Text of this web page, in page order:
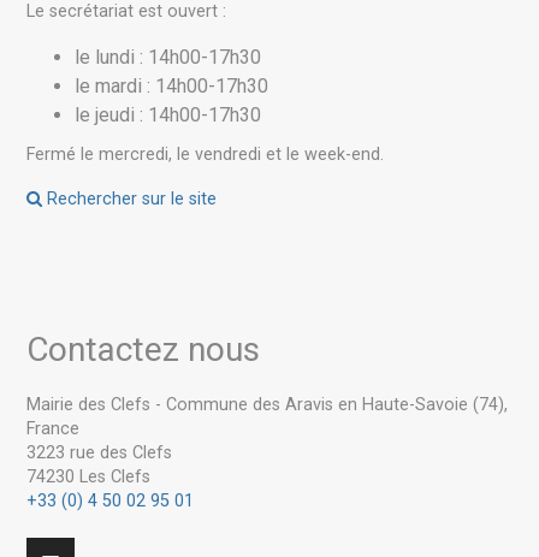
Le secrétariat est ouvert :
le lundi : 14h00-17h30
le mardi : 14h00-17h30
le jeudi : 14h00-17h30
Fermé le mercredi, le vendredi et le week-end.
Rechercher sur le site
Contactez nous
Mairie des Clefs - Commune des Aravis en Haute-Savoie (74),
France
3223 rue des Clefs
74230 Les Clefs
+33 (0) 4 50 02 95 01